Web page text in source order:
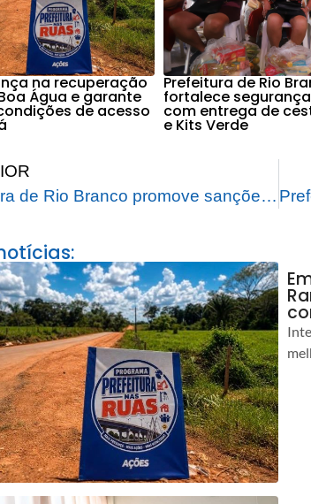
na recuperação
Água e garante
de acesso
Prefeitura de Rio
fortalece
com entrega de
e Kits Verde
Prefeitura de Rio Branco promove sanções e aprova dez leis de autoria dos vereadores